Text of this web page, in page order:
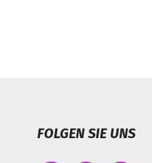
FOLGEN SIE UNS